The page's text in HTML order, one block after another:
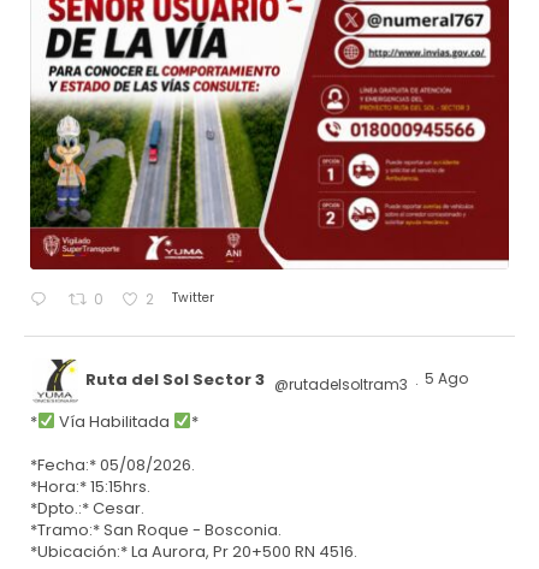
0 2 Twitter
Ruta del Sol Sector 3 @rutadelsoltram3 · 5 Ago
* Vía Habilitada
*
*Fecha:* 05/08/2026.
*Hora:* 15:15hrs.
*Dpto.:* Cesar.
*Tramo:* San Roque - Bosconia.
*Ubicación:* La Aurora, Pr 20+500 RN 4516.